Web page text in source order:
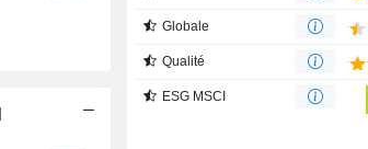
Globale
Qualité
ESG MSCI